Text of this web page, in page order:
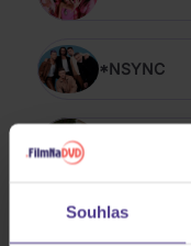
Souhlas
*NSYNC